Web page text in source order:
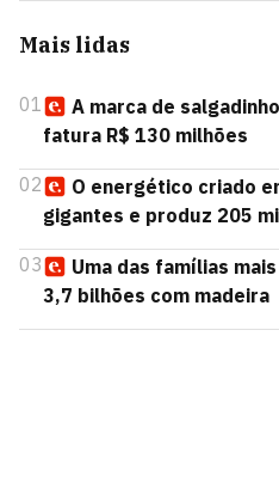
Mais lidas
01
A marca de
fatura R$ 130 milhões
02
O energético criado
gigantes e produz 205
03
Uma das famílias
3,7 bilhões com madeira